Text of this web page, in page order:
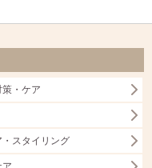
策・ケア
・スタイリング